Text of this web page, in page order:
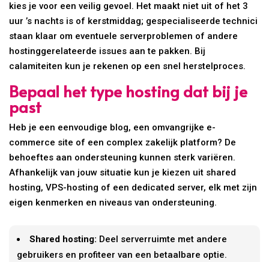
kies je voor een veilig gevoel. Het maakt niet uit of het 3
uur ’s nachts is of kerstmiddag; gespecialiseerde technici
staan klaar om eventuele serverproblemen of andere
hostinggerelateerde issues aan te pakken. Bij
calamiteiten kun je rekenen op een snel herstelproces.
Bepaal het type hosting dat bij je
past
Heb je een eenvoudige blog, een omvangrijke e-
commerce site of een complex zakelijk platform? De
behoeftes aan ondersteuning kunnen sterk variëren.
Afhankelijk van jouw situatie kun je kiezen uit shared
hosting, VPS-hosting of een dedicated server, elk met zijn
eigen kenmerken en niveaus van ondersteuning.
Shared hosting: Deel serverruimte met andere
gebruikers en profiteer van een betaalbare optie.